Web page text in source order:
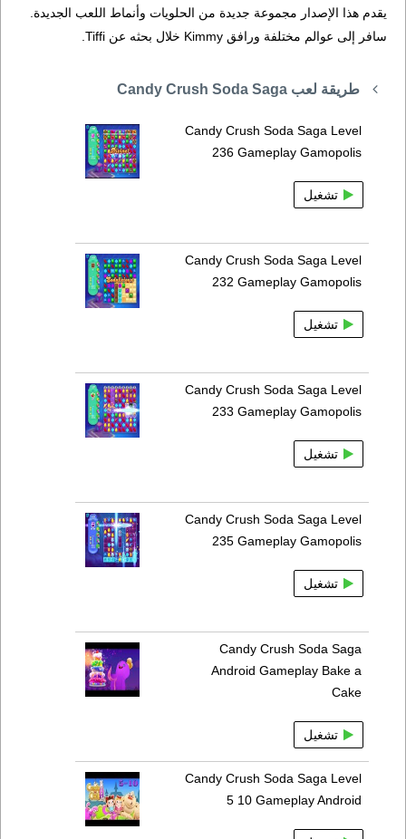
يقدم هذا الإصدار مجموعة جديدة من الحلويات وأنماط اللعب الجديدة.
سافر إلى عوالم مختلفة ورافق Kimmy خلال بحثه عن Tiffi.
طريقة لعب Candy Crush Soda Saga
Candy Crush Soda Saga Level
236 Gameplay Gamopolis
تشغيل
Candy Crush Soda Saga Level
232 Gameplay Gamopolis
تشغيل
Candy Crush Soda Saga Level
233 Gameplay Gamopolis
تشغيل
Candy Crush Soda Saga Level
235 Gameplay Gamopolis
تشغيل
Candy Crush Soda Saga
Android Gameplay Bake a
Cake
تشغيل
Candy Crush Soda Saga Level
5 10 Gameplay Android